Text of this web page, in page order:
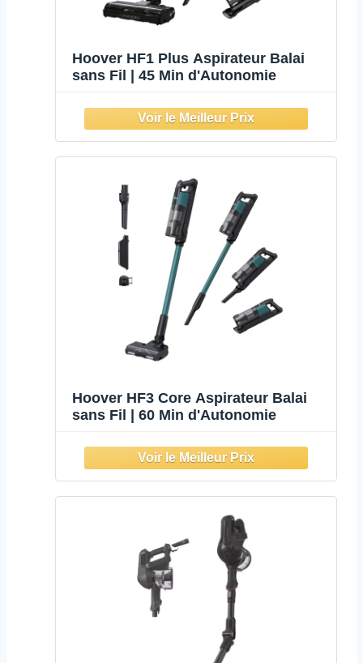
Hoover HF1 Plus Aspirateur Balai
sans Fil | 45 Min d'Autonomie
Hoover HF3 Core Aspirateur Balai
sans Fil | 60 Min d'Autonomie